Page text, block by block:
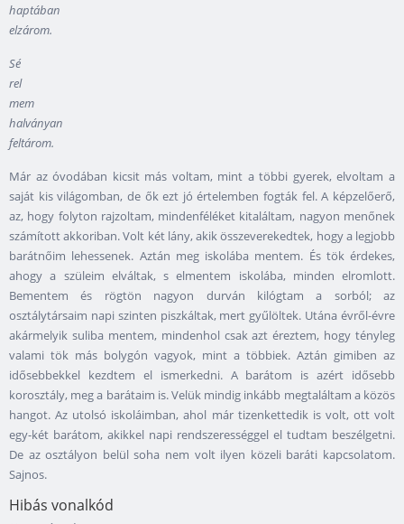
haptában
elzárom.
Sé
rel
mem
halványan
feltárom.
Már az óvodában kicsit más voltam, mint a többi gyerek, elvoltam a
saját kis világomban, de ők ezt jó értelemben fogták fel. A képzelőerő,
az, hogy folyton rajzoltam, mindenféléket kitaláltam, nagyon menőnek
számított akkoriban. Volt két lány, akik összeverekedtek, hogy a legjobb
barátnőim lehessenek. Aztán meg iskolába mentem. És tök érdekes,
ahogy a szüleim elváltak, s elmentem iskolába, minden elromlott.
Bementem és rögtön nagyon durván kilógtam a sorból; az
osztálytársaim napi szinten piszkáltak, mert gyűlöltek. Utána évről-évre
akármelyik suliba mentem, mindenhol csak azt éreztem, hogy tényleg
valami tök más bolygón vagyok, mint a többiek. Aztán gimiben az
idősebbekkel kezdtem el ismerkedni. A barátom is azért idősebb
korosztály, meg a barátaim is. Velük mindig inkább megtaláltam a közös
hangot. Az utolsó iskoláimban, ahol már tizenkettedik is volt, ott volt
egy-két barátom, akikkel napi rendszerességgel el tudtam beszélgetni.
De az osztályon belül soha nem volt ilyen közeli baráti kapcsolatom.
Sajnos.
Hibás vonalkód